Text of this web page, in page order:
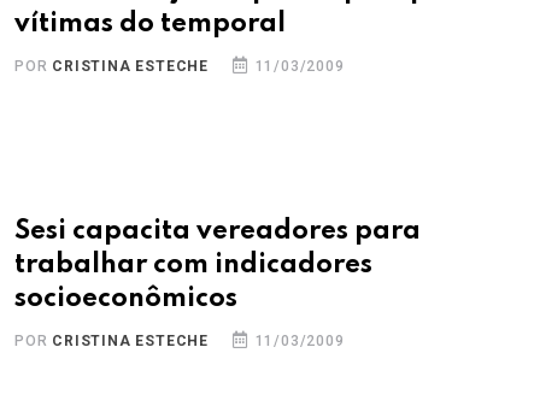
vítimas do temporal
POR CRISTINA ESTECHE 11/03/2009
Sesi capacita vereadores para
trabalhar com indicadores
socioeconômicos
POR CRISTINA ESTECHE 11/03/2009